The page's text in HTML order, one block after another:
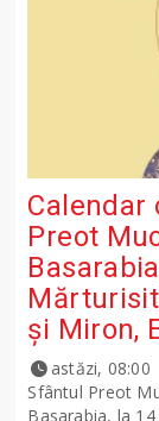
Calendar
Preot
şi Miron,
astăzi, 08:00
Sfântul Preot
Basarabia, la